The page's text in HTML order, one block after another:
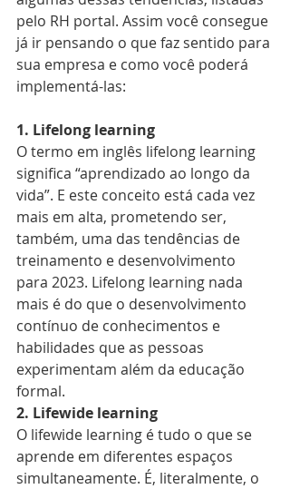
pelo RH portal. Assim você consegue
já ir pensando o que faz sentido para
sua empresa e como você poderá
implementá-las:
1. Lifelong learning
O termo em inglês lifelong learning
significa “aprendizado ao longo da
vida”. E este conceito está cada vez
mais em alta, prometendo ser,
também, uma das tendências de
treinamento e desenvolvimento
para 2023. Lifelong learning nada
mais é do que o desenvolvimento
contínuo de conhecimentos e
habilidades que as pessoas
experimentam além da educação
formal.
2. Lifewide learning
O lifewide learning é tudo o que se
aprende em diferentes espaços
simultaneamente. É, literalmente, o